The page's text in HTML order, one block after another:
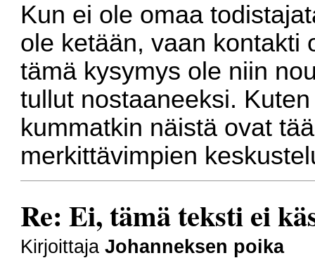
Kun ei ole omaa
ole ketään, vaan kontakti
tämä kysymys ole niin
tullut nostaaneeksi.
kummatkin näistä ovat
merkittävimpien
Re: Ei, tämä teksti ei
KirjoittajaJohanneksen poika